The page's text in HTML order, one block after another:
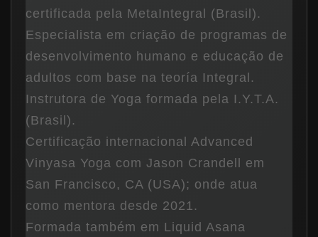
certificada pela MetaIntegral (Brasil).
Especialista em criação de programas de
desenvolvimento humano e educação de
adultos com base na teoría Integral.
Instrutora de Yoga formada pela I.Y.T.A.
(Brasil).
Certificação internacional Advanced
Vinyasa Yoga com Jason Crandell em
San Francisco, CA (USA); onde atua
como mentora desde 2021.
Formada também em Liquid Asana